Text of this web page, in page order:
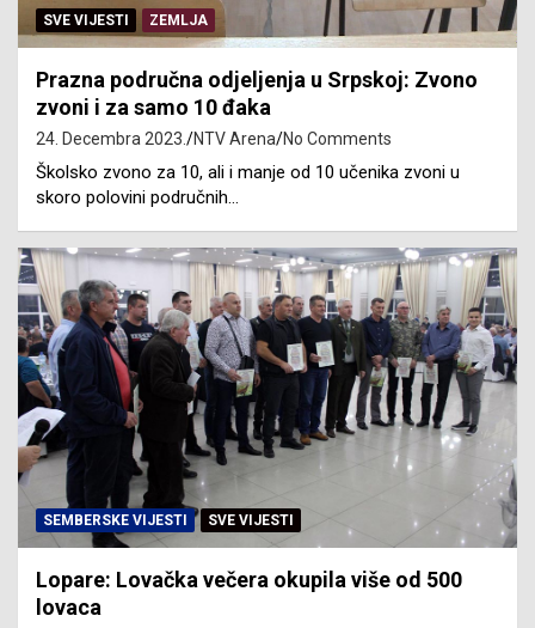
SVE VIJESTI ZEMLJA
Prazna područna odjeljenja u Srpskoj: Zvono
zvoni i za samo 10 đaka
24. Decembra 2023. NTV Arena No Comments
Školsko zvono za 10, ali i manje od 10 učenika zvoni u
skoro polovini područnih…
SEMBERSKE VIJESTI SVE VIJESTI
Lopare: Lovačka večera okupila više od 500
lovaca